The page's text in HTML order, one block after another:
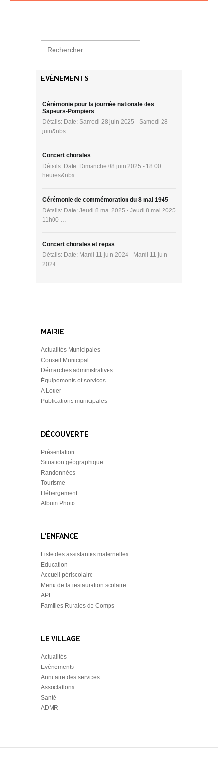
EVÈNEMENTS
Cérémonie pour la journée nationale des
Sapeurs-Pompiers
Détails: Date: Samedi 28 juin 2025 - Samedi 28
juin&nbs…
Concert chorales
Détails: Date: Dimanche 08 juin 2025 - 18:00
heures&nbs…
Cérémonie de commémoration du 8 mai 1945
Détails: Date: Jeudi 8 mai 2025 - Jeudi 8 mai 2025
11h00 …
Concert chorales et repas
Détails: Date: Mardi 11 juin 2024 - Mardi 11 juin
2024 …
MAIRIE
Actualités Municipales
Conseil Municipal
Démarches administratives
Équipements et services
A Louer
Publications municipales
DÉCOUVERTE
Présentation
Situation géographique
Randonnées
Tourisme
Hébergement
Album Photo
L'ENFANCE
Liste des assistantes maternelles
Education
Accueil périscolaire
Menu de la restauration scolaire
APE
Familles Rurales de Comps
LE VILLAGE
Actualités
Evènements
Annuaire des services
Associations
Santé
ADMR